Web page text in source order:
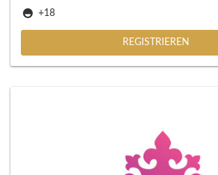
+18
REGISTRIEREN